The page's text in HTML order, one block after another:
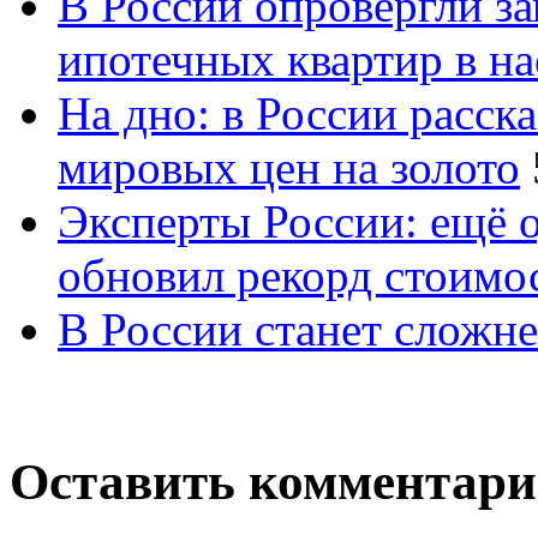
ипотечных квартир в
На дно: в России
мировых цен на золото
Эксперты России: ещё
обновил рекорд
В России станет
Оставить